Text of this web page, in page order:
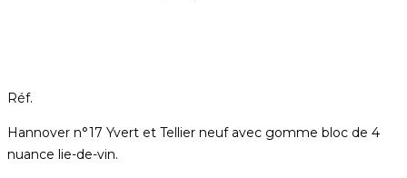
Réf.
Hannover n°17 Yvert et Tellier neuf avec gomme bloc de 4
nuance lie-de-vin.